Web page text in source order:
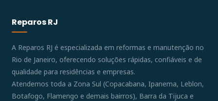
Reparos RJ
A Reparos RJ é especializada em reformas e manutenção no
Rio de Janeiro, oferecendo soluções rápidas, confiáveis e de
qualidade para residências e empresas.
Atendemos toda a Zona Sul (Copacabana, Ipanema, Leblon,
Botafogo, Flamengo e demais bairros), Barra da Tijuca e